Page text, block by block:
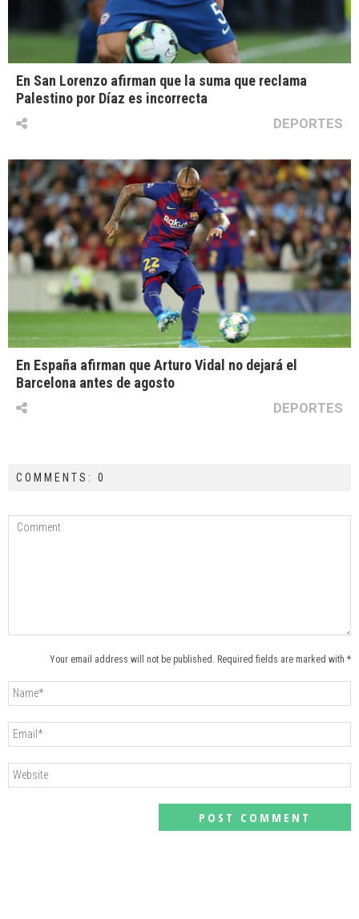
En San Lorenzo afirman que la suma que reclama
Palestino por Díaz es incorrecta
DEPORTES
En España afirman que Arturo Vidal no dejará el
Barcelona antes de agosto
DEPORTES
COMMENTS: 0
Your email address will not be published. Required fields are marked with *